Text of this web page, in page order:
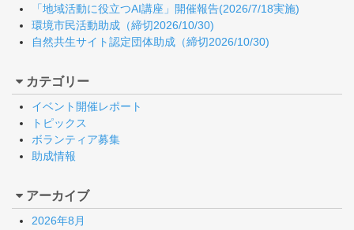
「地域活動に役立つAI講座」開催報告(2026/7/18実施)
環境市民活動助成（締切2026/10/30)
自然共生サイト認定団体助成（締切2026/10/30)
カテゴリー
イベント開催レポート
トピックス
ボランティア募集
助成情報
アーカイブ
2026年8月